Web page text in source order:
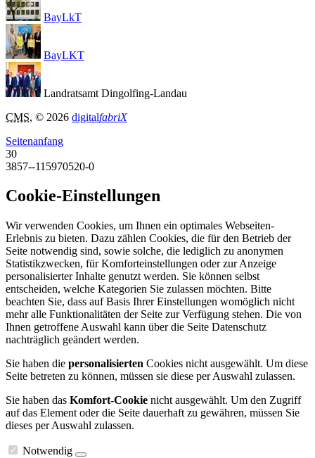
BayLkT
BayLKT
Landratsamt Dingolfing-Landau
CMS, © 2026 digitalfabriX
Seitenanfang
30
3857--115970520-0
Cookie-Einstellungen
Wir verwenden Cookies, um Ihnen ein optimales Webseiten-
Erlebnis zu bieten. Dazu zählen Cookies, die für den Betrieb der
Seite notwendig sind, sowie solche, die lediglich zu anonymen
Statistikzwecken, für Komforteinstellungen oder zur Anzeige
personalisierter Inhalte genutzt werden. Sie können selbst
entscheiden, welche Kategorien Sie zulassen möchten. Bitte
beachten Sie, dass auf Basis Ihrer Einstellungen womöglich nicht
mehr alle Funktionalitäten der Seite zur Verfügung stehen. Die von
Ihnen getroffene Auswahl kann über die Seite Datenschutz
nachträglich geändert werden.
Sie haben die personalisierten Cookies nicht ausgewählt. Um diese
Seite betreten zu können, müssen sie diese per Auswahl zulassen.
Sie haben das Komfort-Cookie nicht ausgewählt. Um den Zugriff
auf das Element oder die Seite dauerhaft zu gewähren, müssen Sie
dieses per Auswahl zulassen.
Notwendig